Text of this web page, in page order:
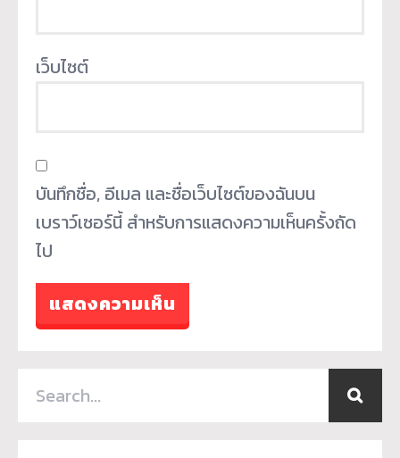
เว็บไซต์
บันทึกชื่อ, อีเมล และชื่อเว็บไซต์ของฉันบน
เบราว์เซอร์นี้ สำหรับการแสดงความเห็นครั้งถัด
ไป